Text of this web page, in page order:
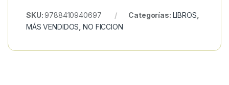
SKU:9788410940697 Categorías: LIBROS
MÁS VENDIDOS ,NO FICCION